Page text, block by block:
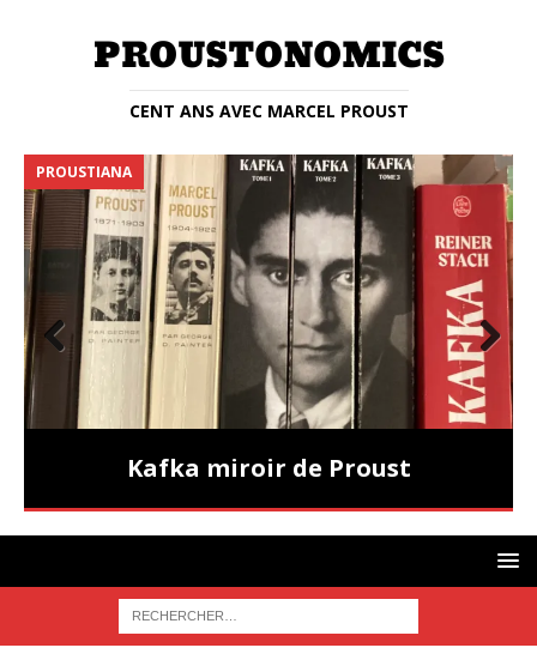
CENT ANS AVEC MARCEL PROUST
PROUSTIANA
Kafka miroir de Proust
Nex